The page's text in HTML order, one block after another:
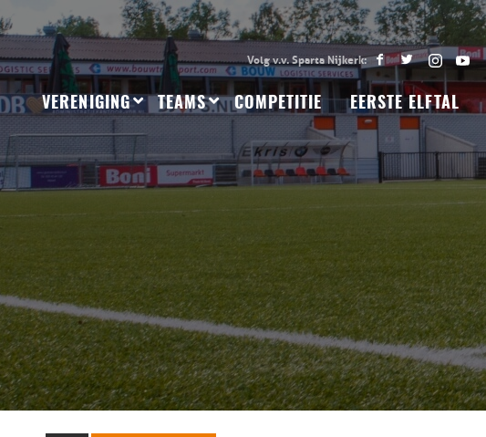
VERENIGING TEAMS COMPETITIE EERSTE ELFTAL